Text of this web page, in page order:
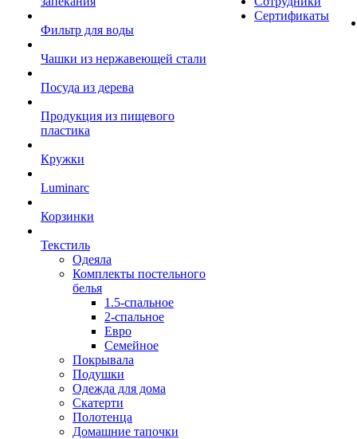
Фильтр для воды
Чашки из нержавеющей стали
Посуда из дерева
Продукция из пищевого
пластика
Кружки
Luminarc
Корзинки
Текстиль
Одеяла
Комплекты постельного
белья
1.5-спальное
2-спальное
Евро
Семейное
Покрывала
Подушки
Одежда для дома
Скатерти
Полотенца
Домашние тапочки
Сертификаты